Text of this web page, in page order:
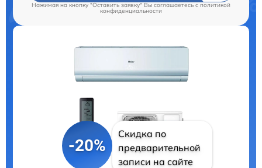
Нажимая на кнопку "Оставить заявку" Вы соглашаетесь cполитикой
конфиденциальности
-20%
Скидка по
предварительной
записи на сайте